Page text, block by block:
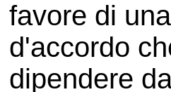
favore di
d'accordo
dipendere